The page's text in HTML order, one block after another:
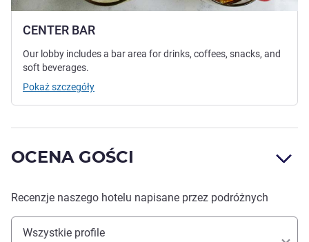
CENTER BAR
Our lobby includes a bar area for drinks, coffees, snacks, and
soft beverages.
Pokaż szczegóły
OCENA GOŚCI
Recenzje naszego hotelu napisane przez podróżnych
Wszystkie profile